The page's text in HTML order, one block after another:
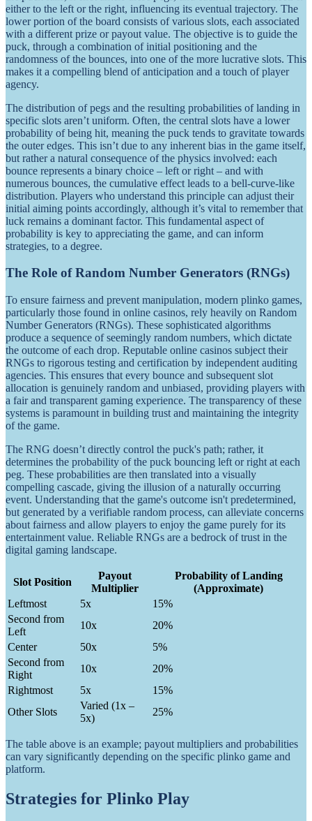
either to the left or the right, influencing its eventual trajectory. The
lower portion of the board consists of various slots, each associated
with a different prize or payout value. The objective is to guide the
puck, through a combination of initial positioning and the
randomness of the bounces, into one of the more lucrative slots. This
makes it a compelling blend of anticipation and a touch of player
agency.
The distribution of pegs and the resulting probabilities of landing in
specific slots aren’t uniform. Often, the central slots have a lower
probability of being hit, meaning the puck tends to gravitate towards
the outer edges. This isn’t due to any inherent bias in the game itself,
but rather a natural consequence of the physics involved: each
bounce represents a binary choice – left or right – and with
numerous bounces, the cumulative effect leads to a bell-curve-like
distribution. Players who understand this principle can adjust their
initial aiming points accordingly, although it’s vital to remember that
luck remains a dominant factor. This fundamental aspect of
probability is key to appreciating the game, and can inform
strategies, to a degree.
The Role of Random Number Generators (RNGs)
To ensure fairness and prevent manipulation, modern plinko games,
particularly those found in online casinos, rely heavily on Random
Number Generators (RNGs). These sophisticated algorithms
produce a sequence of seemingly random numbers, which dictate
the outcome of each drop. Reputable online casinos subject their
RNGs to rigorous testing and certification by independent auditing
agencies. This ensures that every bounce and subsequent slot
allocation is genuinely random and unbiased, providing players with
a fair and transparent gaming experience. The transparency of these
systems is paramount in building trust and maintaining the integrity
of the game.
The RNG doesn’t directly control the puck's path; rather, it
determines the probability of the puck bouncing left or right at each
peg. These probabilities are then translated into a visually
compelling cascade, giving the illusion of a naturally occurring
event. Understanding that the game's outcome isn't predetermined,
but generated by a verifiable random process, can alleviate concerns
about fairness and allow players to enjoy the game purely for its
entertainment value. Reliable RNGs are a bedrock of trust in the
digital gaming landscape.
Slot Position
Payout
Multiplier
Probability of Landing
(Approximate)
Leftmost
5x
15%
Second from
Left
10x
20%
Center
50x
5%
Second from
Right
10x
20%
Rightmost
5x
15%
Other Slots
Varied (1x –
5x)
25%
The table above is an example; payout multipliers and probabilities
can vary significantly depending on the specific plinko game and
platform.
Strategies for Plinko Play